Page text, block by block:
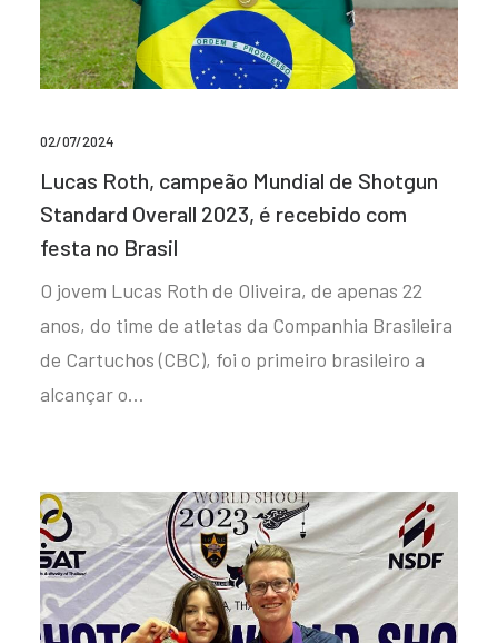
02/07/2024
Lucas Roth, campeão Mundial de Shotgun
Standard Overall 2023, é recebido com
festa no Brasil
O jovem Lucas Roth de Oliveira, de apenas 22
anos, do time de atletas da Companhia Brasileira
de Cartuchos (CBC), foi o primeiro brasileiro a
alcançar o…